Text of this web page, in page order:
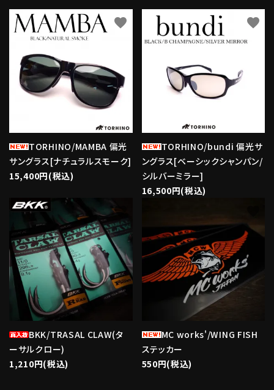
TORHINO/MAMBA 偏光
サングラス[ナチュラルスモーク]
15,400円(税込)
favorite
TORHINO/bundi 偏光サ
ングラス[ベーシックシャンパン/
シルバーミラー]
16,500円(税込)
favorite
BKK/TRASAL CLAW(タ
ーサルクロー)
1,210円(税込)
favorite
MC works'/WING FISH
ステッカー
550円(税込)